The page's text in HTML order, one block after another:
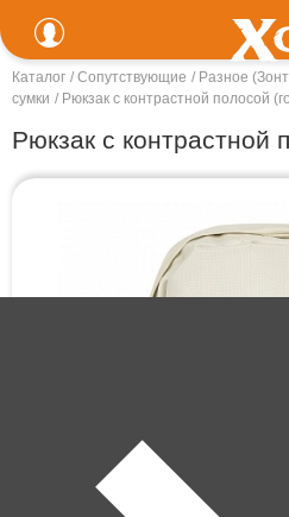
Каталог Сопутствующие Разное
сумки
Рюкзак с контрастной полосой
Рюкзак с контрастной